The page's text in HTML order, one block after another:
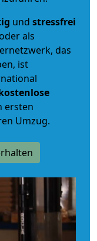
und stressfrei
oder als
das
ist
ersten
Umzug.